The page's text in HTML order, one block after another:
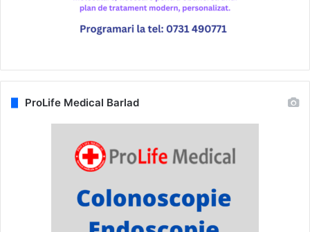
ProLife Medical Barlad